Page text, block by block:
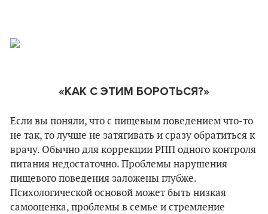
«КАК С ЭТИМ БОРОТЬСЯ?»
Если вы поняли, что с пищевым поведением что-то
не так, то лучше не затягивать и сразу обратиться к
врачу. Обычно для коррекции РПП одного контроля
питания недостаточно. Проблемы нарушения
пищевого поведения заложены глубже.
Психологической основой может быть низкая
самооценка, проблемы в семье и стремление